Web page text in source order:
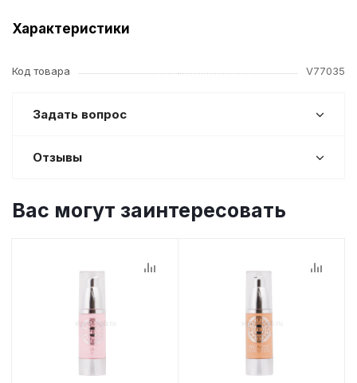
Характеристики
Код товара V77035
Задать вопрос
Отзывы
Вас могут заинтересовать